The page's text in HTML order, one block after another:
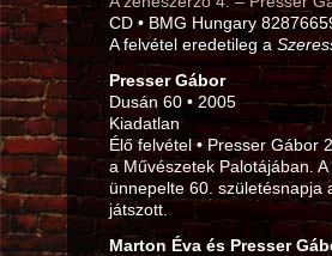
CD • BMG Hungary
A felvétel eredetileg a
Presser Gábor
Dusán 60 • 2005
Kiadatlan
Élő felvétel • Presser Gábor
a Művészetek Palotájában.
ünnepelte 60. születésnapja
játszott.
Marton Éva és Presser